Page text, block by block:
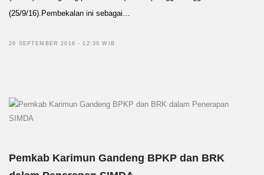
(25/9/16).Pembekalan ini sebagai…
26 SEPTEMBER 2016 - 12:30 WIB
Pemkab Karimun Gandeng BPKP dan BRK